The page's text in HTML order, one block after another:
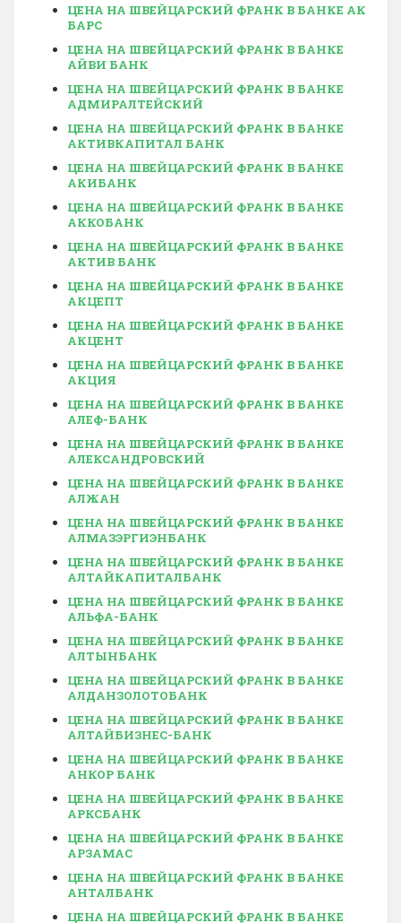
ЦЕНА НА ШВЕЙЦАРСКИЙ ФРАНК В БАНКЕ АК
БАРС
ЦЕНА НА ШВЕЙЦАРСКИЙ ФРАНК В БАНКЕ
АЙВИ БАНК
ЦЕНА НА ШВЕЙЦАРСКИЙ ФРАНК В БАНКЕ
АДМИРАЛТЕЙСКИЙ
ЦЕНА НА ШВЕЙЦАРСКИЙ ФРАНК В БАНКЕ
АКТИВКАПИТАЛ БАНК
ЦЕНА НА ШВЕЙЦАРСКИЙ ФРАНК В БАНКЕ
АКИБАНК
ЦЕНА НА ШВЕЙЦАРСКИЙ ФРАНК В БАНКЕ
АККОБАНК
ЦЕНА НА ШВЕЙЦАРСКИЙ ФРАНК В БАНКЕ
АКТИВ БАНК
ЦЕНА НА ШВЕЙЦАРСКИЙ ФРАНК В БАНКЕ
АКЦЕПТ
ЦЕНА НА ШВЕЙЦАРСКИЙ ФРАНК В БАНКЕ
АКЦЕНТ
ЦЕНА НА ШВЕЙЦАРСКИЙ ФРАНК В БАНКЕ
АКЦИЯ
ЦЕНА НА ШВЕЙЦАРСКИЙ ФРАНК В БАНКЕ
АЛЕФ-БАНК
ЦЕНА НА ШВЕЙЦАРСКИЙ ФРАНК В БАНКЕ
АЛЕКСАНДРОВСКИЙ
ЦЕНА НА ШВЕЙЦАРСКИЙ ФРАНК В БАНКЕ
АЛЖАН
ЦЕНА НА ШВЕЙЦАРСКИЙ ФРАНК В БАНКЕ
АЛМАЗЭРГИЭНБАНК
ЦЕНА НА ШВЕЙЦАРСКИЙ ФРАНК В БАНКЕ
АЛТАЙКАПИТАЛБАНК
ЦЕНА НА ШВЕЙЦАРСКИЙ ФРАНК В БАНКЕ
АЛЬФА-БАНК
ЦЕНА НА ШВЕЙЦАРСКИЙ ФРАНК В БАНКЕ
АЛТЫНБАНК
ЦЕНА НА ШВЕЙЦАРСКИЙ ФРАНК В БАНКЕ
АЛДАНЗОЛОТОБАНК
ЦЕНА НА ШВЕЙЦАРСКИЙ ФРАНК В БАНКЕ
АЛТАЙБИЗНЕС-БАНК
ЦЕНА НА ШВЕЙЦАРСКИЙ ФРАНК В БАНКЕ
АНКОР БАНК
ЦЕНА НА ШВЕЙЦАРСКИЙ ФРАНК В БАНКЕ
АРКСБАНК
ЦЕНА НА ШВЕЙЦАРСКИЙ ФРАНК В БАНКЕ
АРЗАМАС
ЦЕНА НА ШВЕЙЦАРСКИЙ ФРАНК В БАНКЕ
АНТАЛБАНК
ЦЕНА НА ШВЕЙЦАРСКИЙ ФРАНК В БАНКЕ